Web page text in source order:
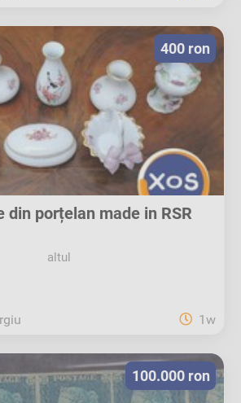
din porțelan made in RSR
altul
400 ron
1w
100.000 ron